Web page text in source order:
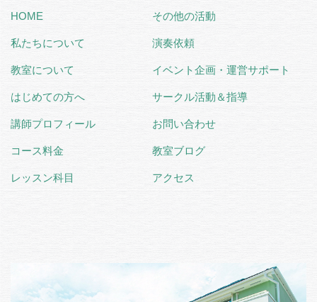
HOME
私たちについて
教室について
はじめての方へ
講師プロフィール
コース料金
レッスン科目
その他の活動
演奏依頼
イベント企画・運営サポート
サークル活動＆指導
お問い合わせ
教室ブログ
アクセス